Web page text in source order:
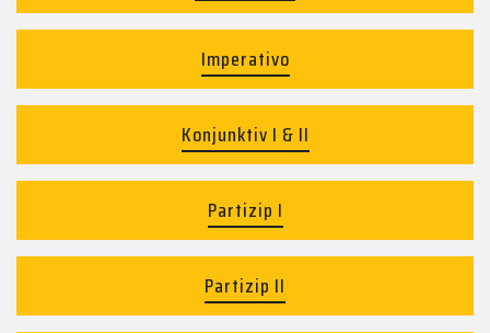
Imperativo
Konjunktiv I & II
Partizip I
Partizip II